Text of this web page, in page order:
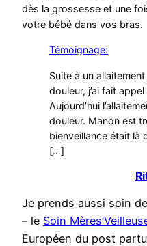
dès la grossesse et une
votre bébé dans vos bras.
Témoignage:
Suite à un
douleur, j’ai fait
Aujourd’hui
douleur. Manon est
bienveillance était là
[…]
Je prends aussi soin
– le Soin
Européen du post